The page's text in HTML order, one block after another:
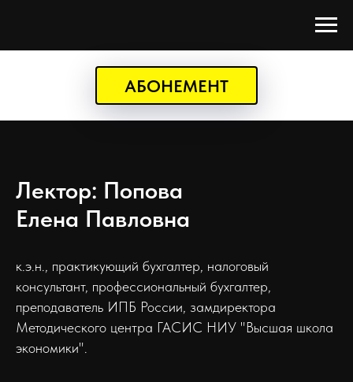
АБОНЕМЕНТ
Лектор: Попова
Елена Павловна
к.э.н., практикующий бухгалтер, налоговый
консультант, профессиональный бухгалтер,
преподаватель ИПБ России, замдиректора
Методического центра ГАСИС НИУ "Высшая школа
экономики".